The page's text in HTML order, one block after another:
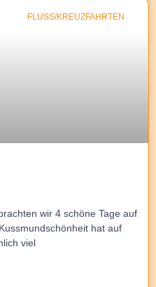
FLUSS/KREUZFAHRTEN
wir 4 schöne Tage auf
hat auf
viel